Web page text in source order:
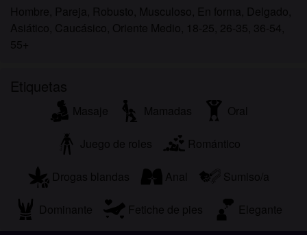
Hombre, Pareja, Robusto, Musculoso, En forma, Delgado,
Asiático, Caucásico, Oriente Medio, 18-25, 26-35, 36-54,
55+
Etiquetas
Masaje Mamadas Oral
Juego de roles Romántico
Drogas blandas Anal Sumiso/a
Dominante Fetiche de pies Elegante